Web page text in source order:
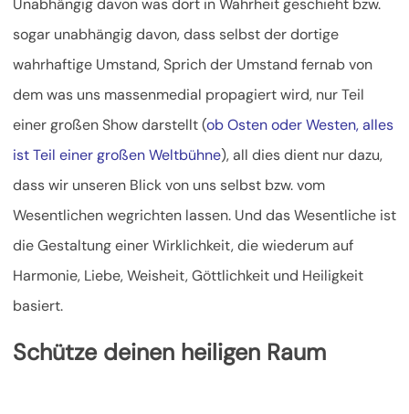
Unabhängig davon was dort in Wahrheit geschieht bzw.
sogar unabhängig davon, dass selbst der dortige
wahrhaftige Umstand, Sprich der Umstand fernab von
dem was uns massenmedial propagiert wird, nur Teil
einer großen Show darstellt (ob Osten oder Westen, alles
ist Teil einer großen Weltbühne), all dies dient nur dazu,
dass wir unseren Blick von uns selbst bzw. vom
Wesentlichen wegrichten lassen. Und das Wesentliche ist
die Gestaltung einer Wirklichkeit, die wiederum auf
Harmonie, Liebe, Weisheit, Göttlichkeit und Heiligkeit
basiert.
Schütze deinen heiligen Raum